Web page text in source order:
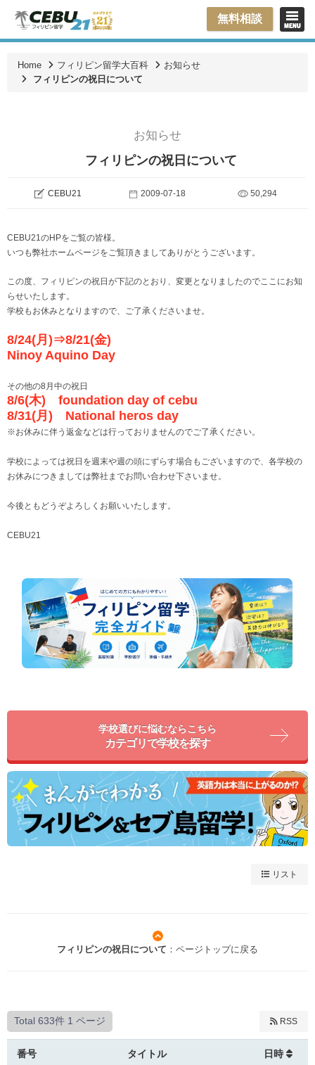
無料相談
Home フィリピン留学大百科
お知らせ
フィリピンの祝日について
お知らせ
フィリピンの祝日について
CEBU21 2009-07-18 50,294
CEBU21のHPをご覧の皆様。
いつも弊社ホームページをご覧頂きましてありがとうございます。
この度、フィリピンの祝日が下記のとおり、変更となりましたのでここにお知
らせいたします。
学校もお休みとなりますので、ご了承くださいませ。
8/24(月)⇒8/21(金)
Ninoy Aquino Day
その他の8月中の祝日
8/6(木) foundation day of cebu
8/31(月) National heros day
※お休みに伴う返金などは行っておりませんのでご了承ください。
学校によっては祝日を週末や週の頭にずらす場合もございますので、各学校の
お休みにつきましては弊社までお問い合わせ下さいませ。
今後ともどうぞよろしくお願いいたします。
CEBU21
学校選びに悩むならこちら
カテゴリで学校を探す
リスト
フィリピンの祝日について ：ページトップに戻る
Total 633件 1 ページ RSS
番号 タイトル 日時